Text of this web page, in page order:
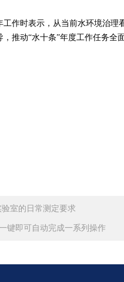
时表示，从当前水环境治理看
推动“水十条”年度工作任务全
室的日常测定要求
键即可自动完成一系列操作